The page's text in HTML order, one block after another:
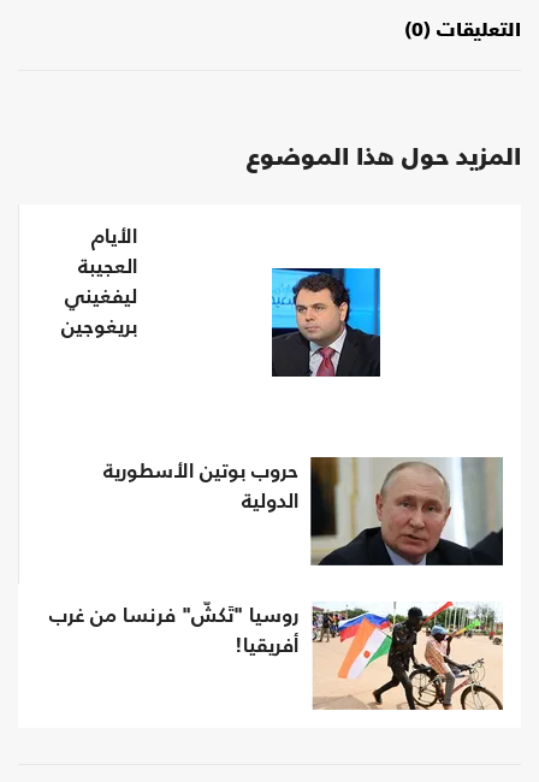
التعليقات (0)
المزيد حول هذا الموضوع
الأيام
العجيبة
ليفغيني
بريغوجين
حروب بوتين الأسطورية
الدولية
روسيا "تَكشّ" فرنسا من غرب
أفريقيا!